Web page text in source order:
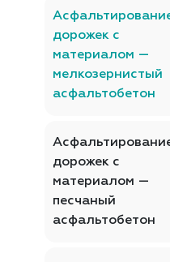
дорожек с
материалом —
мелкозернистый
асфальтобетон
дорожек с
материалом —
песчаный
асфальтобетон